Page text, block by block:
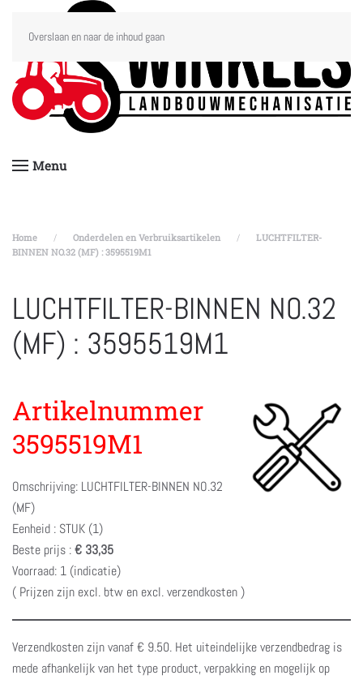
Overslaan en naar de inhoud gaan
Menu
Home Onderdelen en Verbruiksartikelen
LUCHTFILTER-
BINNEN NO.32 (MF) : 3595519M1
LUCHTFILTER-BINNEN NO.32
(MF) : 3595519M1
Artikelnummer
3595519M1
Omschrijving: LUCHTFILTER-BINNEN NO.32
(MF)
Eenheid : STUK (1)
Beste prijs :€ 33,35
Voorraad: 1 (indicatie)
( Prijzen zijn excl. btw en excl. verzendkosten )
Verzendkosten zijn vanaf € 9.50. Het uiteindelijke verzendbedrag is
mede afhankelijk van het type product, verpakking en mogelijk op